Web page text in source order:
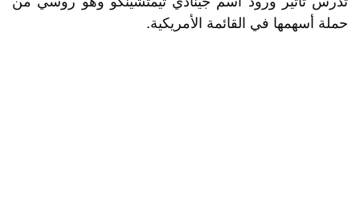
حملة أسهمها في القائمة الأمريكية.